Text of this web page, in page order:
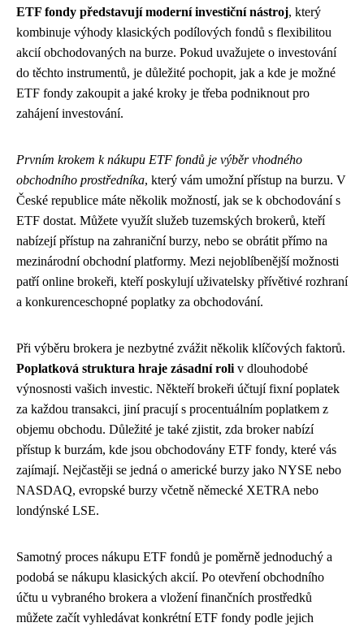
ETF fondy představují moderní investiční nástroj, který
kombinuje výhody klasických podílových fondů s flexibilitou
akcií obchodovaných na burze. Pokud uvažujete o investování
do těchto instrumentů, je důležité pochopit, jak a kde je možné
ETF fondy zakoupit a jaké kroky je třeba podniknout pro
zahájení investování.
Prvním krokem k nákupu ETF fondů je výběr vhodného
obchodního prostředníka, který vám umožní přístup na burzu. V
České republice máte několik možností, jak se k obchodování s
ETF dostat. Můžete využít služeb tuzemských brokerů, kteří
nabízejí přístup na zahraniční burzy, nebo se obrátit přímo na
mezinárodní obchodní platformy. Mezi nejoblíbenější možnosti
patří online brokeři, kteří poskylují uživatelsky přívětivé rozhraní
a konkurenceschopné poplatky za obchodování.
Při výběru brokera je nezbytné zvážit několik klíčových faktorů.
Poplatková struktura hraje zásadní roli v dlouhodobé
výnosnosti vašich investic. Někteří brokeři účtují fixní poplatek
za každou transakci, jiní pracují s procentuálním poplatkem z
objemu obchodu. Důležité je také zjistit, zda broker nabízí
přístup k burzám, kde jsou obchodovány ETF fondy, které vás
zajímají. Nejčastěji se jedná o americké burzy jako NYSE nebo
NASDAQ, evropské burzy včetně německé XETRA nebo
londýnské LSE.
Samotný proces nákupu ETF fondů je poměrně jednoduchý a
podobá se nákupu klasických akcií. Po otevření obchodního
účtu u vybraného brokera a vložení finančních prostředků
můžete začít vyhledávat konkrétní ETF fondy podle jejich